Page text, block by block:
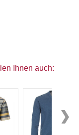
Ihnen auch: